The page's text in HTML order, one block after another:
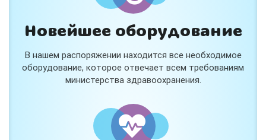
Новейшее оборудование
В нашем распоряжении находится все необходимое
оборудование, которое отвечает всем требованиям
министерства здравоохранения.
В прием входит:
✔️ Осмотр и консультация врача
✔️ Рекомендации по вашей ситуации
✔️Тейпирование
спортсменам и беременным женщинам.
Специальная цена — 3000 ₽.
и расскажем подробнее!